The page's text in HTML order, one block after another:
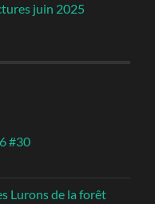
juin 2025
#30
Lurons de la forêt